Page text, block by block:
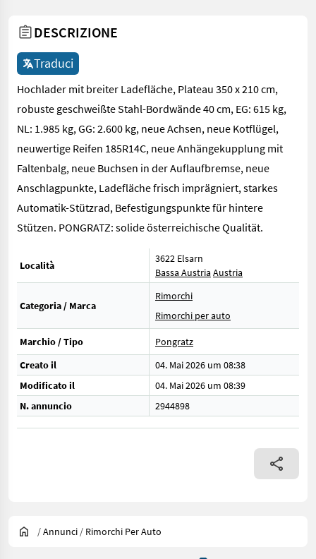
DESCRIZIONE
Traduci
Hochlader mit breiter Ladefläche, Plateau 350 x 210 cm,
robuste geschweißte Stahl-Bordwände 40 cm, EG: 615 kg,
NL: 1.985 kg, GG: 2.600 kg, neue Achsen, neue Kotflügel,
neuwertige Reifen 185R14C, neue Anhängekupplung mit
Faltenbalg, neue Buchsen in der Auflaufbremse, neue
Anschlagpunkte, Ladefläche frisch imprägniert, starkes
Automatik-Stützrad, Befestigungspunkte für hintere
Stützen. PONGRATZ: solide österreichische Qualität.
Località
3622 Elsarn
Bassa Austria Austria
Categoria / Marca
Rimorchi
Rimorchi per auto
Marchio / Tipo
Pongratz
Creato il
04. Mai 2026 um 08:38
Modificato il
04. Mai 2026 um 08:39
N. annuncio
2944898
/Annunci / Rimorchi Per Auto